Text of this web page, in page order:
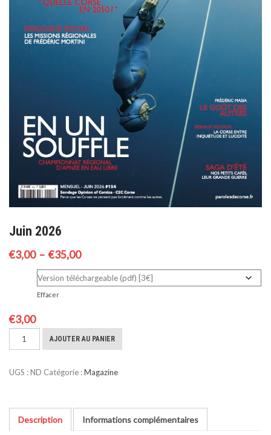
Juin 2026
€3,00 – €35,00Plage
de
prix :
€35,00
Effacer
€3,00
quantité
de
2026
AJOUTER AU PANIER
UGS :ND Catégorie :Magazine
Description Informations complémentaires